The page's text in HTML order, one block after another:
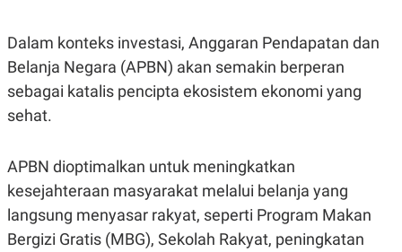
Dalam konteks investasi, Anggaran Pendapatan dan
Belanja Negara (APBN) akan semakin berperan
sebagai katalis pencipta ekosistem ekonomi yang
sehat.
APBN dioptimalkan untuk meningkatkan
kesejahteraan masyarakat melalui belanja yang
langsung menyasar rakyat, seperti Program Makan
Bergizi Gratis (MBG), Sekolah Rakyat, peningkatan